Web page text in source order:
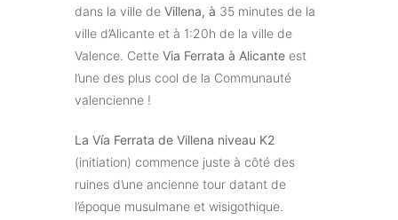
dans la ville de Villena, à 35 minutes de la
ville d’Alicante et à 1:20h de la ville de
Valence. Cette Via Ferrata à Alicante est
l’une des plus cool de la Communauté
valencienne !
La Vía Ferrata de Villena niveau K2
(initiation) commence juste à côté des
ruines d’une ancienne tour datant de
l’époque musulmane et wisigothique.